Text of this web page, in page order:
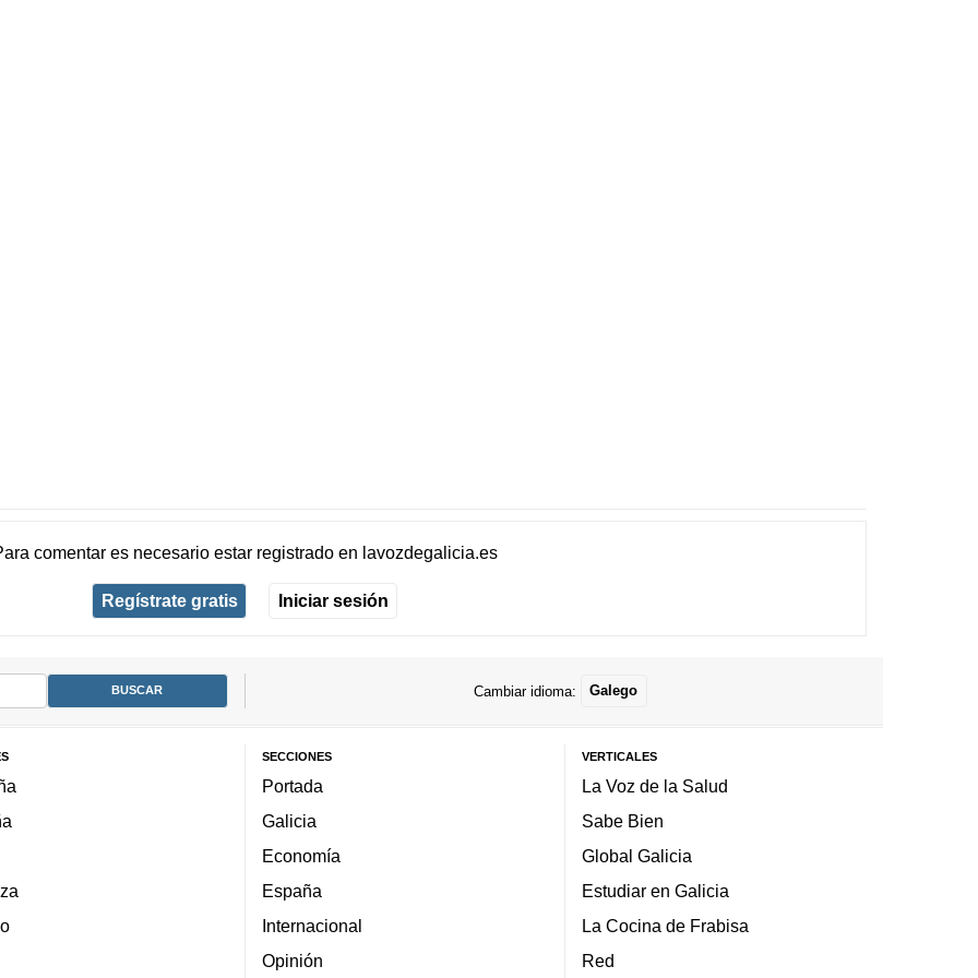
comentar es necesario estar registradoen lavozdegalicia.es
Regístrate gratis Iniciar sesión
Cambiar idioma: Galego
SECCIONES
Portada
Galicia
Economía
España
Internacional
Opinión
VERTICALES
La Voz de la Salud
Sabe Bien
Global Galicia
Estudiar en Galicia
La Cocina de Frabisa
Red